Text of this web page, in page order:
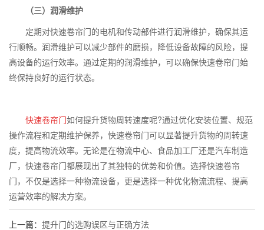
（三）润滑维护
定期对快速卷帘门的电机和传动部件进行润滑维护，确保其运
行顺畅。润滑维护可以减少部件的磨损，降低设备故障的风险，提
高设备的运行效率。通过定期的润滑维护，可以确保快速卷帘门始
终保持良好的运行状态。
快速卷帘门如何提升货物周转速度呢?通过优化安装位置、规范
操作流程和定期维护保养，快速卷帘门可以显著提升货物的周转速
度，提高物流效率。无论是在物流中心、食品加工厂还是汽车制造
厂，快速卷帘门都展现出了其独特的优势和价值。选择快速卷帘
门，不仅是选择一种物流设备，更是选择一种优化物流流程、提高
运营效率的解决方案。
上一篇： 提升门的选购误区与正确方法